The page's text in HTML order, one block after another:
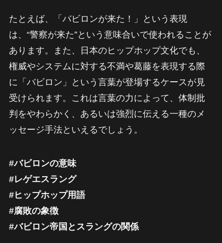
たとえば、「バビロンが来た！」という表現
は、“警察が来た”という意味合いで使われることが
あります。また、日本のヒップホップ文化でも、
権威やシステムに対する不満や葛藤を表現する際
に「バビロン」という言葉が登場するケースが見
受けられます。これは言葉の力によって、体制批
判をやわらかく、あるいは強烈に伝える一種のメ
ッセージ手法といえるでしょう。
#バビロンの意味
#レゲエスラング
#ヒップホップ用語
#腐敗の象徴
#バビロン帝国とスラングの関係